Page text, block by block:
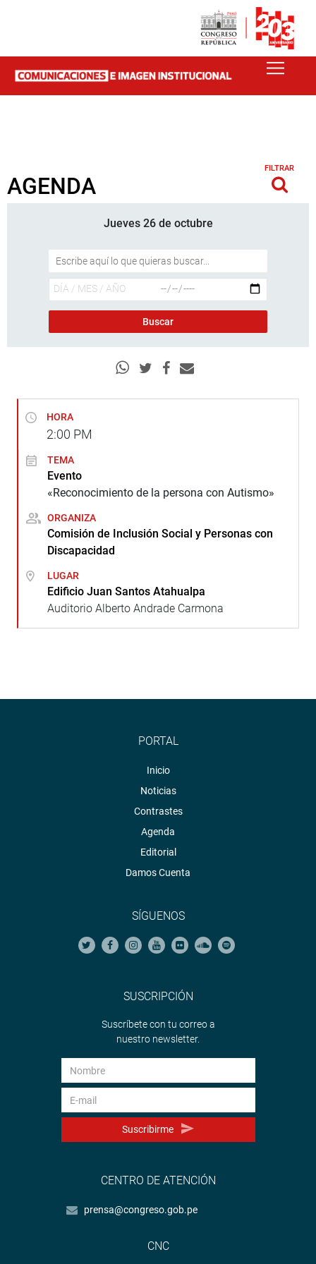
AGENDA
FILTRAR
Jueves 26 de octubre
HORA
2:00 PM
TEMA
Evento
«Reconocimiento de la persona con Autismo»
ORGANIZA
Comisión de Inclusión Social y Personas con
Discapacidad
LUGAR
Edificio Juan Santos Atahualpa
Auditorio Alberto Andrade Carmona
PORTAL
Inicio
Noticias
Contrastes
Agenda
Editorial
Damos Cuenta
SÍGUENOS
SUSCRIPCIÓN
Suscríbete con tu correo a
nuestro newsletter.
Suscribirme
CENTRO DE ATENCIÓN
prensa@congreso.gob.pe
CNC